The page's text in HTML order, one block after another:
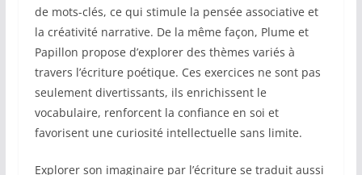
de mots-clés, ce qui stimule la pensée associative et
la créativité narrative. De la même façon, Plume et
Papillon propose d’explorer des thèmes variés à
travers l’écriture poétique. Ces exercices ne sont pas
seulement divertissants, ils enrichissent le
vocabulaire, renforcent la confiance en soi et
favorisent une curiosité intellectuelle sans limite.
Explorer son imaginaire par l’écriture se traduit aussi